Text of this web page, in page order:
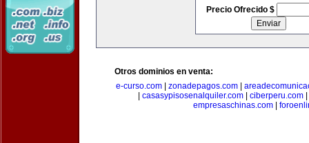
Precio Ofrecido $
Otros dominios en venta:
e-curso.com| zonadepagos.com|
casasypisosenalquiler.com ciberperu.com
empresaschinas.com|